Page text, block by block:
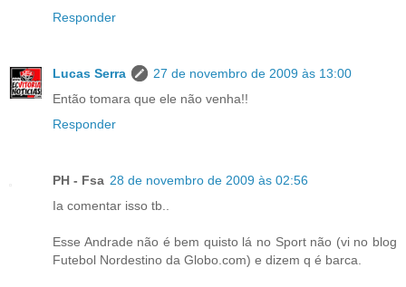
Responder
Lucas Serra
27 de novembro de 2009 às 13:00
Então tomara que ele não venha!!
Responder
PH - Fsa 28 de novembro de 2009 às 02:56
Ia comentar isso tb..
Esse Andrade não é bem quisto lá no Sport não (vi no blog
Futebol Nordestino da Globo.com) e dizem q é barca.